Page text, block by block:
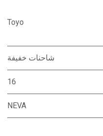
Toyo
شاحنات خفيفة
16
NEVA